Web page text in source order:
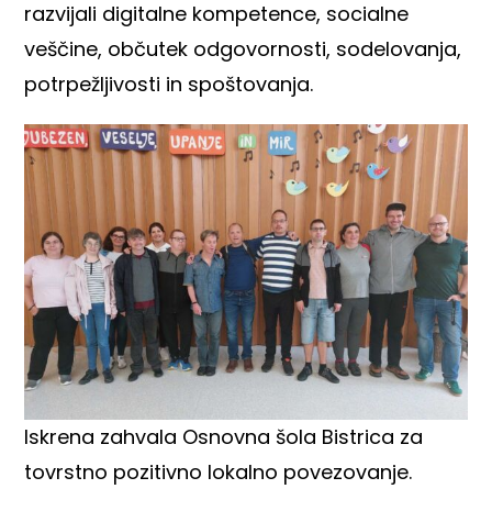
razvijali digitalne kompetence, socialne
veščine, občutek odgovornosti, sodelovanja,
potrpežljivosti in spoštovanja.
Iskrena zahvala Osnovna šola Bistrica za
tovrstno pozitivno lokalno povezovanje.